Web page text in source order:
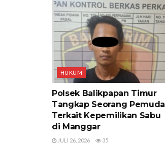
HUKUM
Polsek Balikpapan Timur
Tangkap Seorang Pemuda
Terkait Kepemilikan Sabu
di Manggar
JULI 26, 2026 35